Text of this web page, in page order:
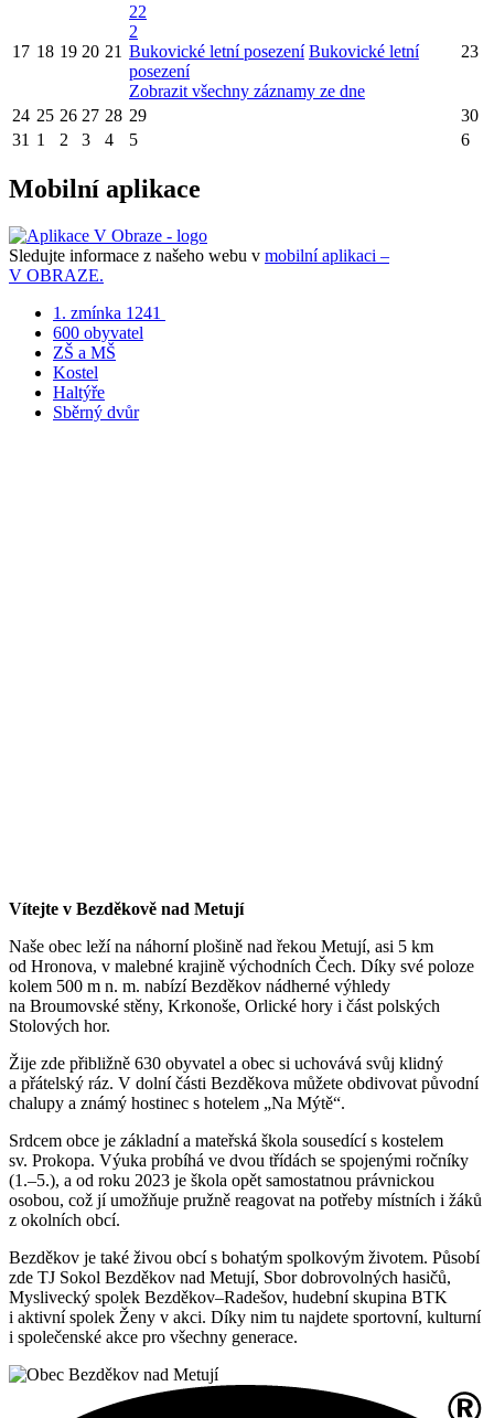
17 18 19 20 21
22
2
Bukovické letní posezení Bukovické letní
posezení
Zobrazit všechny záznamy ze dne
23
24 25 26 27 28 29
30
31 1 2 3 4 5 6
Mobilní aplikace
Sledujte informace z našeho webu v mobilní aplikaci –
V OBRAZE.
1. zmínka 1241
600 obyvatel
ZŠ a MŠ
Kostel
Haltýře
Sběrný dvůr
Vítejte v Bezděkově nad Metují
Naše obec leží na náhorní plošině nad řekou Metují, asi 5 km
od Hronova, v malebné krajině východních Čech. Díky své poloze
kolem 500 m n. m. nabízí Bezděkov nádherné výhledy
na Broumovské stěny, Krkonoše, Orlické hory i část polských
Stolových hor.
Žije zde přibližně 630 obyvatel a obec si uchovává svůj klidný
a přátelský ráz. V dolní části Bezděkova můžete obdivovat původní
chalupy a známý hostinec s hotelem „Na Mýtě“.
Srdcem obce je základní a mateřská škola sousedící s kostelem
sv. Prokopa. Výuka probíhá ve dvou třídách se spojenými ročníky
(1.–5.), a od roku 2023 je škola opět samostatnou právnickou
osobou, což jí umožňuje pružně reagovat na potřeby místních i žáků
z okolních obcí.
Bezděkov je také živou obcí s bohatým spolkovým životem. Působí
zde TJ Sokol Bezděkov nad Metují, Sbor dobrovolných hasičů,
Myslivecký spolek Bezděkov–Radešov, hudební skupina BTK
i aktivní spolek Ženy v akci. Díky nim tu najdete sportovní, kulturní
i společenské akce pro všechny generace.